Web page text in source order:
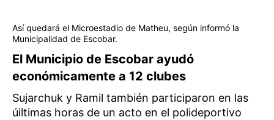
Así quedará el Microestadio de Matheu, según informó la
Municipalidad de Escobar.
El Municipio de Escobar ayudó
económicamente a 12 clubes
Sujarchuk y Ramil también participaron en las
úiltimas horas de un acto en el polideportivo